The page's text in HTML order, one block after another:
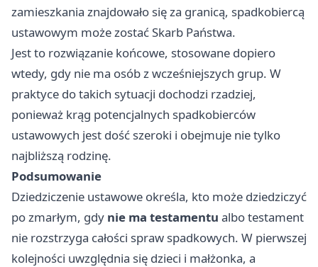
zamieszkania znajdowało się za granicą, spadkobiercą
ustawowym może zostać Skarb Państwa.
Jest to rozwiązanie końcowe, stosowane dopiero
wtedy, gdy nie ma osób z wcześniejszych grup. W
praktyce do takich sytuacji dochodzi rzadziej,
ponieważ krąg potencjalnych spadkobierców
ustawowych jest dość szeroki i obejmuje nie tylko
najbliższą rodzinę.
Podsumowanie
Dziedziczenie ustawowe określa, kto może dziedziczyć
po zmarłym, gdy nie ma testamentu albo testament
nie rozstrzyga całości spraw spadkowych. W pierwszej
kolejności uwzględnia się dzieci i małżonka, a